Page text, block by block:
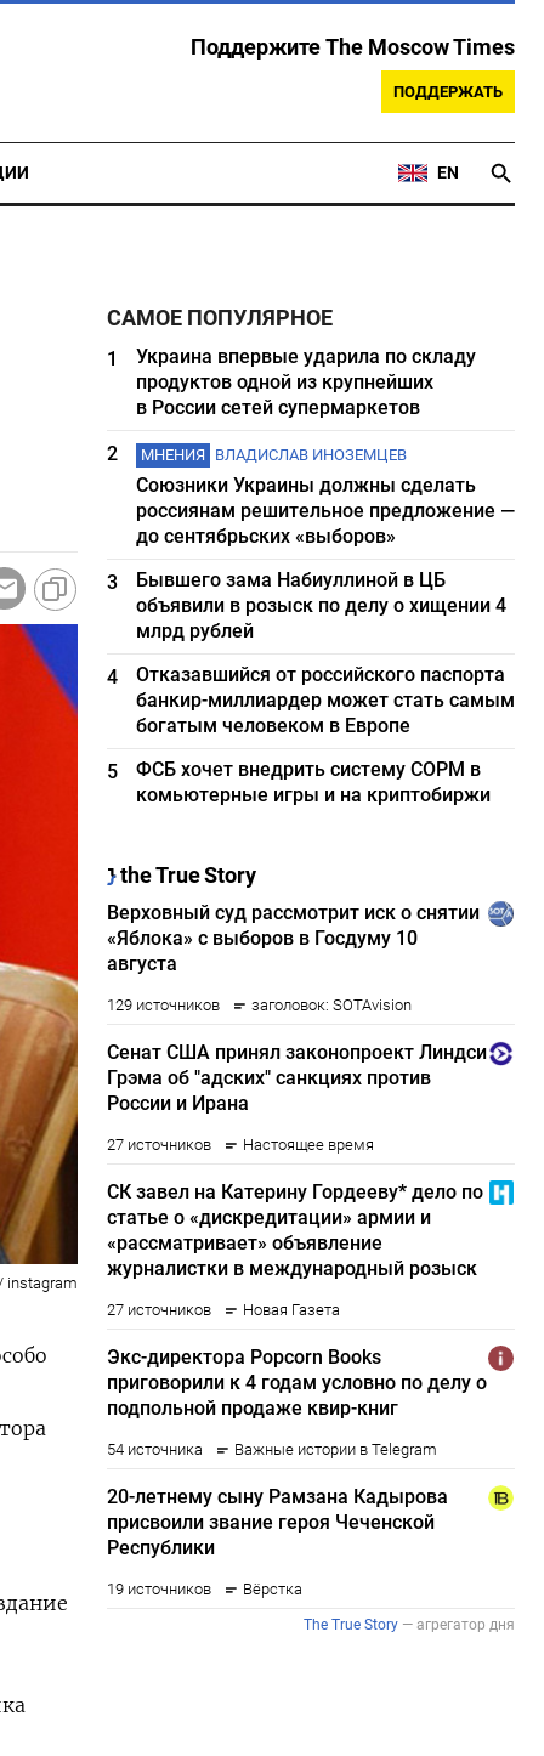
Поддержите The Moscow Times
ПОДДЕРЖАТЬ
EN
instagram
САМОЕ ПОПУЛЯРНОЕ
1
Украина впервые ударила по складу
продуктов одной из крупнейших
в России сетей супермаркетов
2
МНЕНИЯ ВЛАДИСЛАВ ИНОЗЕМЦЕВ
Союзники Украины должны сделать
россиянам решительное предложение —
до сентябрьских «выборов»
3
Бывшего зама Набиуллиной в ЦБ
объявили в розыск по делу о хищении 4
млрд рублей
4
Отказавшийся от российского паспорта
банкир-миллиардер может стать самым
богатым человеком в Европе
5
ФСБ хочет внедрить систему СОРМ в
комьютерные игры и на криптобиржи